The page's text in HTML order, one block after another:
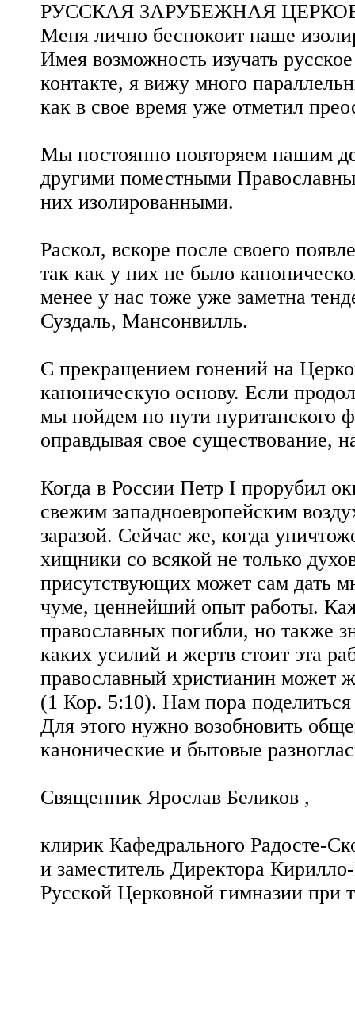
РУССКАЯ ЗАРУБЕЖНАЯ
Меня лично беспокоит наше
Имея возможность изучать
контакте, я вижу много
как в свое время уже отметил
Мы постоянно повторяем нашим
другими поместными
них изолированными.
Раскол, вскоре после своего
так как у них не было
менее у нас тоже уже заметна
Суздаль, Мансонвилль.
С прекращением гонений на
каноническую основу. Если
мы пойдем по пути пуританского
оправдывая свое существование,
Когда в России Петр I прорубил
свежим западноевропейским
заразой. Сейчас же, когда
хищники со всякой не только
присутствующих может сам дать
чуме, ценнейший опыт работы.
православных погибли, но также
каких усилий и жертв стоит эта
православный христианин может
(1 Кор. 5:10). Нам пора
Для этого нужно возобновить
канонические и бытовые
Священник Ярослав Беликов ,
клирик Кафедрального Радосте-
и заместитель Директора
Русской Церковной гимназии при